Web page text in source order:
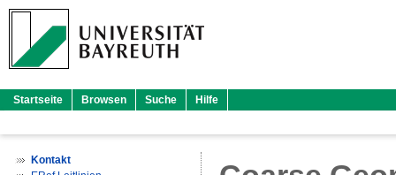
Startseite Browsen Suche Hilfe
Kontakt